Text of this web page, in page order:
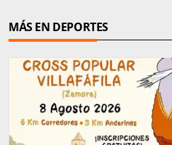
MÁS EN DEPORTES